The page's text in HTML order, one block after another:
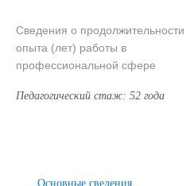
Сведения о продолжительности
опыта (лет) работы в
профессиональной сфере
Педагогический стаж: 52 года
Основные сведения